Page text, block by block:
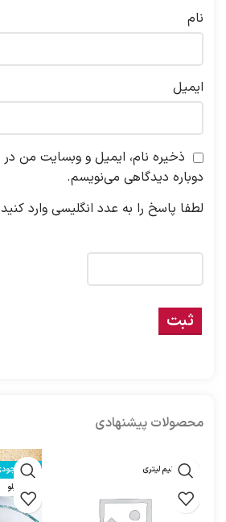
نام
ایمیل
ذخیره نام، ایمیل و وبسایت من در
دوباره دیدگاهی می‌نویسم.
لطفا پاسخ را به عدد انگلیسی وارد
محصولات پیشنهادی
یک و نیم لیتری
اتمام
نیم کیلو